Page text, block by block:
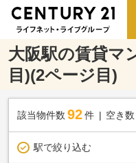
大阪駅の賃貸マ
目)(2ページ目)
該当物件数 92件 空き数
駅で絞り込む